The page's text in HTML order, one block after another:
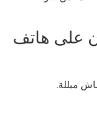
هاتف